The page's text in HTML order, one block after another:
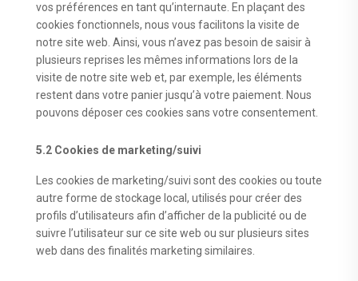
vos préférences en tant qu’internaute. En plaçant des
cookies fonctionnels, nous vous facilitons la visite de
notre site web. Ainsi, vous n’avez pas besoin de saisir à
plusieurs reprises les mêmes informations lors de la
visite de notre site web et, par exemple, les éléments
restent dans votre panier jusqu’à votre paiement. Nous
pouvons déposer ces cookies sans votre consentement.
5.2 Cookies de marketing/suivi
Les cookies de marketing/suivi sont des cookies ou toute
autre forme de stockage local, utilisés pour créer des
profils d’utilisateurs afin d’afficher de la publicité ou de
suivre l’utilisateur sur ce site web ou sur plusieurs sites
web dans des finalités marketing similaires.